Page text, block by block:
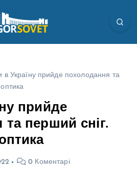
в Україну прийде похолодання та
прийде
перший сніг.
0 Коментарі